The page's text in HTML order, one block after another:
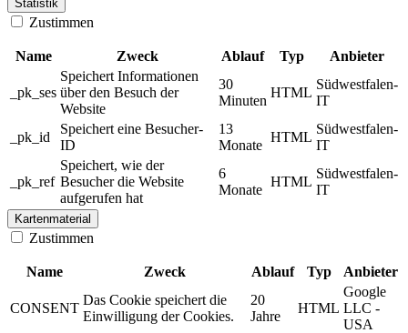
Statistik
Zustimmen
Name Zweck Ablauf Typ Anbieter
_pk_ses
Speichert Informationen
über den Besuch der
Website
30
Minuten
HTML
Südwestfalen-
IT
_pk_id
Speichert eine Besucher-
ID
13
Monate
HTML
Südwestfalen-
IT
_pk_ref
Speichert, wie der
Besucher die Website
aufgerufen hat
6
Monate
HTML
Südwestfalen-
IT
Kartenmaterial
Zustimmen
Name Zweck Ablauf Typ Anbieter
CONSENT
Das Cookie speichert die
Einwilligung der Cookies.
20
Jahre
HTML
Google
LLC -
USA